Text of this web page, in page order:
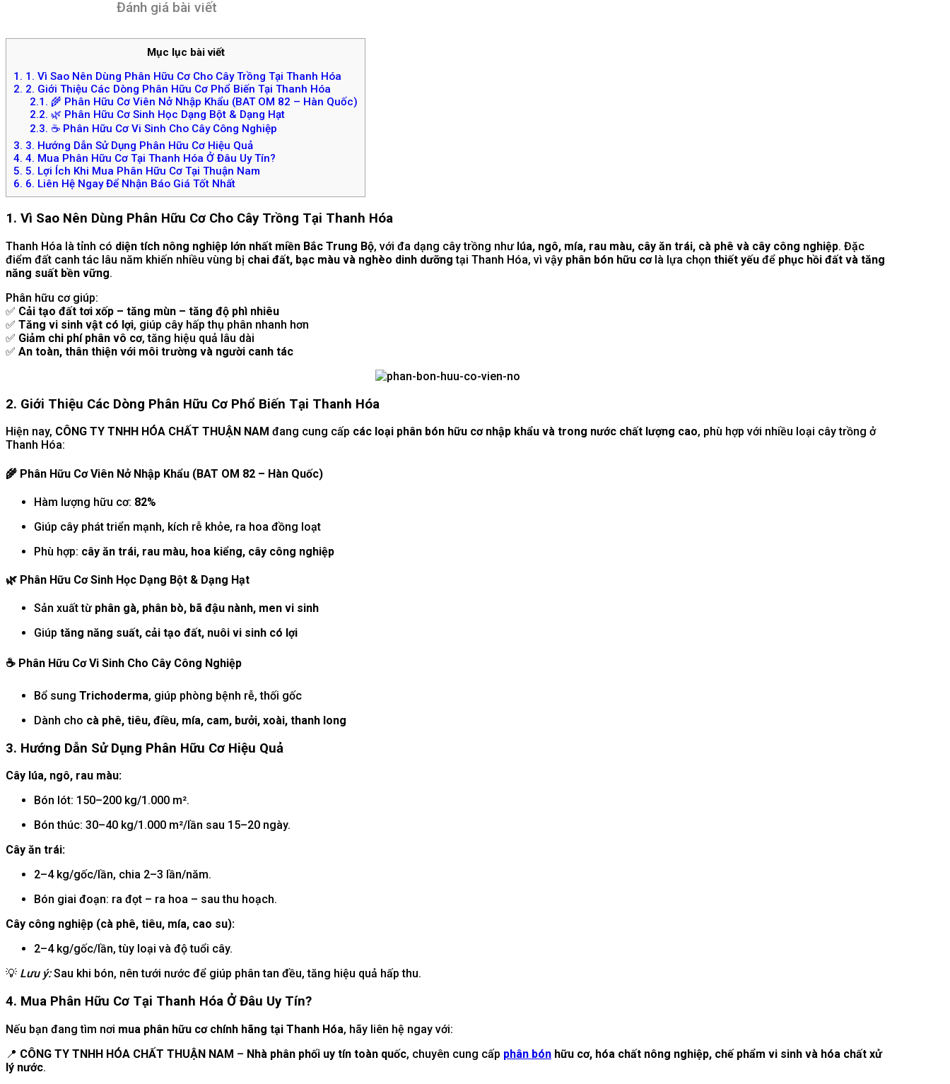
Đánh giá bài viết
Mục lục bài viết
1. 1. Vì Sao Nên Dùng Phân Hữu Cơ Cho Cây Trồng Tại Thanh Hóa
2. 2. Giới Thiệu Các Dòng Phân Hữu Cơ Phổ Biến Tại Thanh Hóa
2.1. 🌾 Phân Hữu Cơ Viên Nở Nhập Khẩu (BAT OM 82 – Hàn Quốc)
2.2. 🌿 Phân Hữu Cơ Sinh Học Dạng Bột & Dạng Hạt
2.3. ☕ Phân Hữu Cơ Vi Sinh Cho Cây Công Nghiệp
3. 3. Hướng Dẫn Sử Dụng Phân Hữu Cơ Hiệu Quả
4. 4. Mua Phân Hữu Cơ Tại Thanh Hóa Ở Đâu Uy Tín?
5. 5. Lợi Ích Khi Mua Phân Hữu Cơ Tại Thuận Nam
6. 6. Liên Hệ Ngay Để Nhận Báo Giá Tốt Nhất
1. Vì Sao Nên Dùng Phân Hữu Cơ Cho Cây Trồng Tại Thanh Hóa
Thanh Hóa là tỉnh có diện tích nông nghiệp lớn nhất miền Bắc Trung Bộ, với đa dạng cây trồng như lúa, ngô, mía, rau màu, cây ăn trái, cà phê và cây công nghiệp. Đặc
điểm đất canh tác lâu năm khiến nhiều vùng bị chai đất, bạc màu và nghèo dinh dưỡngtại Thanh Hóa, vì vậy phân bón hữu cơlà lựa chọn thiết yếu để phục hồi đất và tăng
năng suất bền vững.
Phân hữu cơ giúp:
✅ Cải tạo đất tơi xốp – tăng mùn – tăng độ phì nhiêu
✅ Tăng vi sinh vật có lợi, giúp cây hấp thụ phân nhanh hơn
✅ Giảm chi phí phân vô cơ, tăng hiệu quả lâu dài
✅ An toàn, thân thiện với môi trường và người canh tác
2. Giới Thiệu Các Dòng Phân Hữu Cơ Phổ Biến Tại Thanh Hóa
Hiện nay, CÔNG TY TNHH HÓA CHẤT THUẬN NAM đang cung cấp các loại phân bón hữu cơ nhập khẩu và trong nước chất lượng cao, phù hợp với nhiều loại cây trồng ở
Thanh Hóa:
🌾 Phân Hữu Cơ Viên Nở Nhập Khẩu (BAT OM 82 – Hàn Quốc)
Hàm lượng hữu cơ: 82%
Giúp cây phát triển mạnh, kích rễ khỏe, ra hoa đồng loạt
Phù hợp: cây ăn trái, rau màu, hoa kiểng, cây công nghiệp
🌿 Phân Hữu Cơ Sinh Học Dạng Bột & Dạng Hạt
Sản xuất từ phân gà, phân bò, bã đậu nành, men vi sinh
Giúp tăng năng suất, cải tạo đất, nuôi vi sinh có lợi
☕ Phân Hữu Cơ Vi Sinh Cho Cây Công Nghiệp
Bổ sung Trichoderma, giúp phòng bệnh rễ, thối gốc
Dành cho cà phê, tiêu, điều, mía, cam, bưởi, xoài, thanh long
3. Hướng Dẫn Sử Dụng Phân Hữu Cơ Hiệu Quả
Cây lúa, ngô, rau màu:
Bón lót: 150–200 kg/1.000 m².
Bón thúc: 30–40 kg/1.000 m²/lần sau 15–20 ngày.
Cây ăn trái:
2–4 kg/gốc/lần, chia 2–3 lần/năm.
Bón giai đoạn: ra đọt – ra hoa – sau thu hoạch.
Cây công nghiệp (cà phê, tiêu, mía, cao su):
2–4 kg/gốc/lần, tùy loại và độ tuổi cây.
💡 Lưu ý:Sau khi bón, nên tưới nước để giúp phân tan đều, tăng hiệu quả hấp thu.
4. Mua Phân Hữu Cơ Tại Thanh Hóa Ở Đâu Uy Tín?
Nếu bạn đang tìm nơi mua phân hữu cơ chính hãng tại Thanh Hóa, hãy liên hệ ngay với:
📍 CÔNG TY TNHH HÓA CHẤT THUẬN NAM – Nhà phân phối uy tín toàn quốc, chuyên cung cấp phân bón hữu cơ, hóa chất nông nghiệp, chế phẩm vi sinh và hóa chất xử
lý nước.